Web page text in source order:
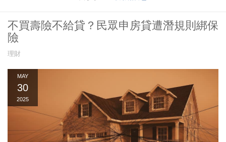
不買壽險不給貸？民眾申房貸遭潛規則綁保
險
理財
MAY
30
2025